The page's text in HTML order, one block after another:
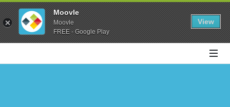
Moovle
Moovle
FREE - Google Play
View